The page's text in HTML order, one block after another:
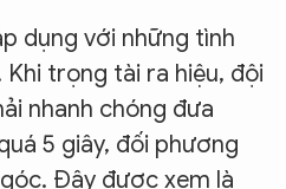
dụng với những tình
trọng tài ra hiệu, đội
nhanh chóng đưa
5 giây, đối phương
Đây được xem là